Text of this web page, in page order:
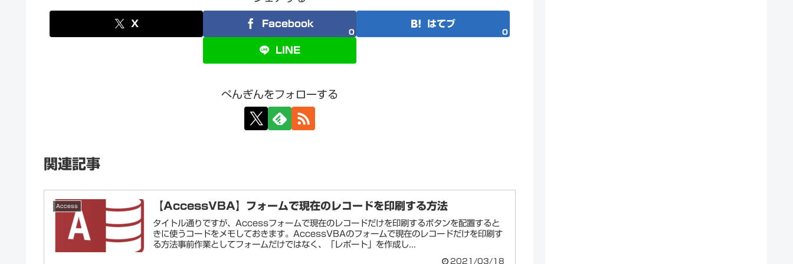
X Facebook
0
はてブ
0
LINE
ぺんぎんをフォローする
関連記事
Access 【AccessVBA】フォームで現在のレコードを印刷する方法
タイトル通りですが、Accessフォームで現在のレコードだけを印刷するボタンを配置すると
きに使うコードをメモしておきます。AccessVBAのフォームで現在のレコードだけを印刷す
る方法事前作業としてフォームだけではなく、「レポート」を作成し...
2021/03/18